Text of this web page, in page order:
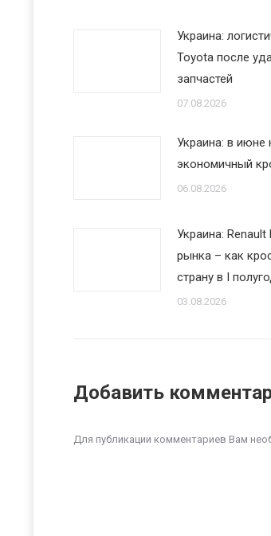
Украина:
Toyota после
запчастей
07.08.2026
Украина: в июне
экономичный
06.08.2026
Украина:
рынка – как
страну в I
03.08.2026
Добавить
Для публикации комментариев Вам